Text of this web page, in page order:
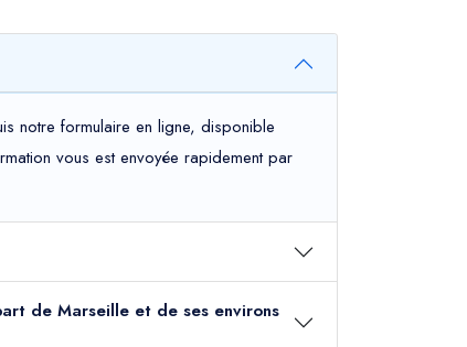
notre formulaire en ligne, disponible
vous est envoyée rapidement par
de Marseille et de ses environs